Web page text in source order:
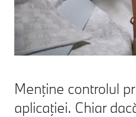
Menţine controlul
aplicaţiei. Chiar